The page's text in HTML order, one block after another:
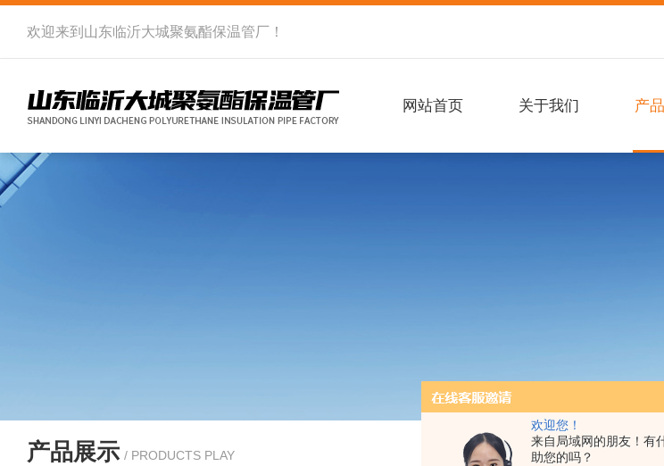
欢迎您！
来自局域网的朋友！有
助您的吗？
欢迎来到 山东临沂大城聚氨酯保温管厂 ！
网站首页 关于我们 产
产品展示 / PRODUCTS PLAY 我的位置：首页>产品展示 >